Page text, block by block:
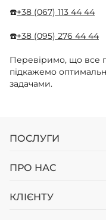
☎️+38 (067) 113 44 44
☎️+38 (095) 276 44 44
Перевіримо, що все
підкажемо
задачами.
ПОСЛУГИ
ПРО НАС
КЛІЄНТУ